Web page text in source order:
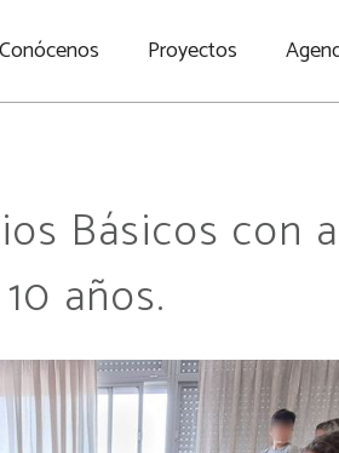
Conócenos Proyectos
Básicos con
10 años.